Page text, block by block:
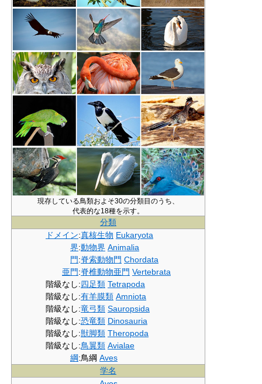
現存している鳥類およそ30の分類目のうち、
代表的な18種を示す。
分類
ドメイン:真核生物 Eukaryota
界:動物界 Animalia
門:脊索動物門 Chordata
亜門:脊椎動物亜門 Vertebrata
階級なし:四足類 Tetrapoda
階級なし:有羊膜類 Amniota
階級なし:竜弓類 Sauropsida
階級なし:恐竜類 Dinosauria
階級なし:獣脚類 Theropoda
階級なし:鳥翼類 Avialae
綱:鳥綱 Aves
学名